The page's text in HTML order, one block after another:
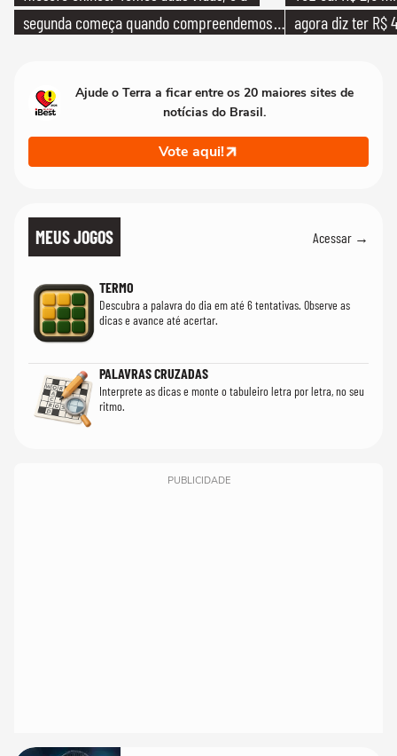
segunda começa quando compreendemos
agora diz ter R$
Ajude o Terra a ficar entre os 20 maiores sites de
notícias do Brasil.
Vote aqui!
MEUS JOGOS Acessar →
TERMO
Descubra a palavra do dia em até 6 tentativas. Observe as
dicas e avance até acertar.
PALAVRAS CRUZADAS
Interprete as dicas e monte o tabuleiro letra por letra, no seu
ritmo.
PUBLICIDADE